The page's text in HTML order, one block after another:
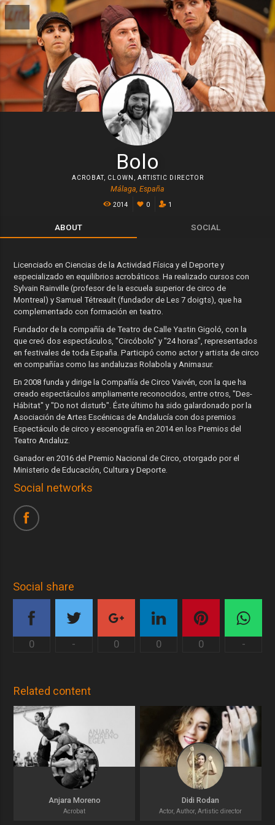
Bolo
ACROBAT, CLOWN ARTISTIC DIRECTOR
Málaga, España
2014 0 1
ABOUT SOCIAL
Licenciado en Ciencias de la Actividad Física y el Deporte y
especializado en equilibrios acrobáticos. Ha realizado cursos con
Sylvain Rainville (profesor de la escuela superior de circo de
Montreal) y Samuel Tétreault (fundador de Les 7 doigts), que ha
complementado con formación en teatro.
Fundador de la compañía de Teatro de Calle Yastin Gigoló, con la
que creó dos espectáculos, "Circóbolo" y "24 horas", representados
en festivales de toda España. Participó como actor y artista de circo
en compañías como las andaluzas Rolabola y Animasur.
En 2008 funda y dirige la Compañía de Circo Vaivén, con la que ha
creado espectáculos ampliamente reconocidos, entre otros, "Des-
Hábitat" y "Do not disturb". Éste último ha sido galardonado por la
Asociación de Artes Escénicas de Andalucía con dos premios
Espectáculo de circo y escenografía en 2014 en los Premios del
Teatro Andaluz.
Ganador en 2016 del Premio Nacional de Circo, otorgado por el
Ministerio de Educación, Cultura y Deporte.
Social networks
Social share
0 - 0 0 0 -
Related content
Anjara Moreno
Acrobat
Didi Rodan
Actor, Author, Artistic director